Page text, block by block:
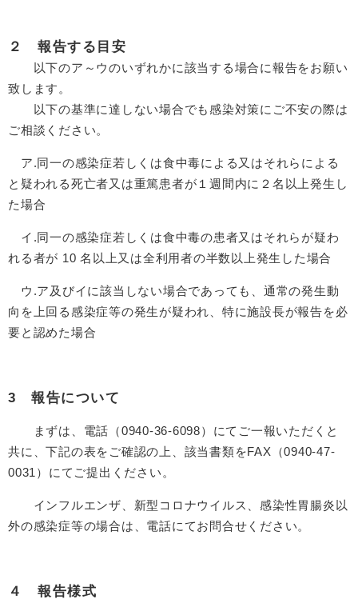
２ 報告する目安
以下のア～ウのいずれかに該当する場合に報告をお願い
致します。
以下の基準に達しない場合でも感染対策にご不安の際は
ご相談ください。
ア.同一の感染症若しくは食中毒による又はそれらによる
と疑われる死亡者又は重篤患者が１週間内に２名以上発生し
た場合
イ.同一の感染症若しくは食中毒の患者又はそれらが疑わ
れる者が 10 名以上又は全利用者の半数以上発生した場合
ウ.ア及びイに該当しない場合であっても、通常の発生動
向を上回る感染症等の発生が疑われ、特に施設長が報告を必
要と認めた場合
3 報告について
まずは、電話（0940-36-6098）にてご一報いただくと
共に、下記の表をご確認の上、該当書類をFAX（0940‐47‐
0031）にてご提出ください。
インフルエンザ、新型コロナウイルス、感染性胃腸炎以
外の感染症等の場合は、電話にてお問合せください。
４ 報告様式